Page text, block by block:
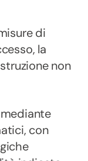
di
la
non
con